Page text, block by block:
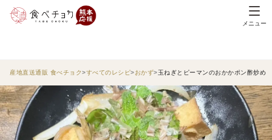
メニュー
産地直送通販 食べチョク すべてのレシピ おかず 玉ねぎとピーマンのおかかポン酢炒め